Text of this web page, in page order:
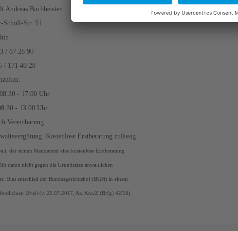
Andreas Buchheister
Scholl-Str. 51
/ 87 28 90
/ 171 40 28
- 17:00 Uhr
- 13:00 Uhr
Vereinbarung
Kos­ten­lose Erst­be­ra­tung zulässig.
der seinen Mandanten eine kostenlose Erstberatung
damit nicht gegen die Grundsätze anwaltlichen
Dies entschied der Bundesgerichtshof (BGH) in einem
Urteil (v. 20.07.2017, Az. AnwZ (Brfg) 42/16).